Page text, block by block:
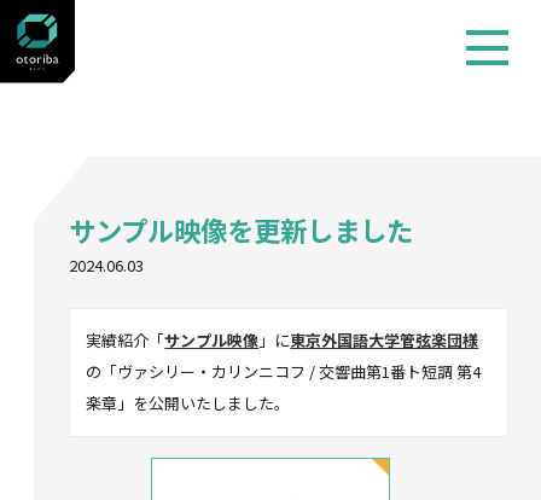
サンプル映像を更新しました
2024.06.03
実績紹介「サンプル映像 」に東京外国語大学管弦楽団様
の「ヴァシリー・カリンニコフ / 交響曲第1番ト短調 第4
楽章」を公開いたしました。